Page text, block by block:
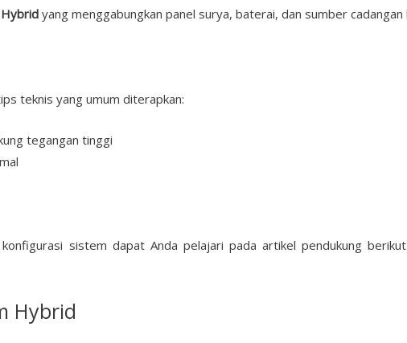
Hybrid yang menggabungkan panel surya, baterai, dan sumber cadangan
teknis yang umum diterapkan:
tegangan tinggi
sistem dapat Anda pelajari pada artikel pendukung berikut:
Hybrid